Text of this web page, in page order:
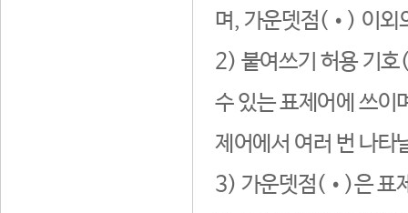
며, 가운뎃점(•) 이외
2) 붙여쓰기 허용 기호
수 있는 표제어에 쓰이
제어에서 여러 번 나타
3) 가운뎃점(•)은 표